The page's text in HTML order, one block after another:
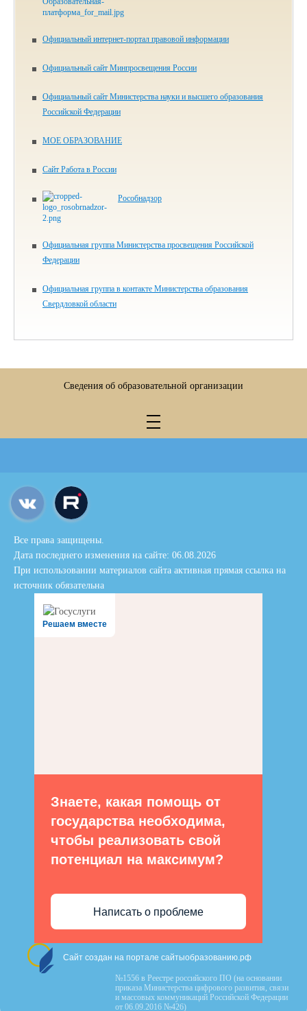
Официальный интернет-портал правовой информации
Официальный сайт Минпросвещения России
Официальный сайт Министерства науки и высшего образования
Российской Федерации
МОЕ ОБРАЗОВАНИЕ
Сайт Работа в России
Рособнадзор
Официальная группа Министерства просвещения Российской
Федерации
Официальная группа в контакте Министерства образования
Свердловкой области
Сведения об образовательной организации
Все права защищены.
Дата последнего изменения на сайте: 06.08.2026
При использовании материалов сайта активная прямая ссылка на
источник обязательна
Решаем вместе
Знаете, какая помощь от
государства необходима,
чтобы реализовать свой
потенциал на максимум?
Написать о проблеме
Сайт создан на портале сайтыобразованию.рф
№1556 в Реестре российского ПО (на основании
приказа Министерства цифрового развития, связи
и массовых коммуникаций Российской Федерации
от 06.09.2016 №426)